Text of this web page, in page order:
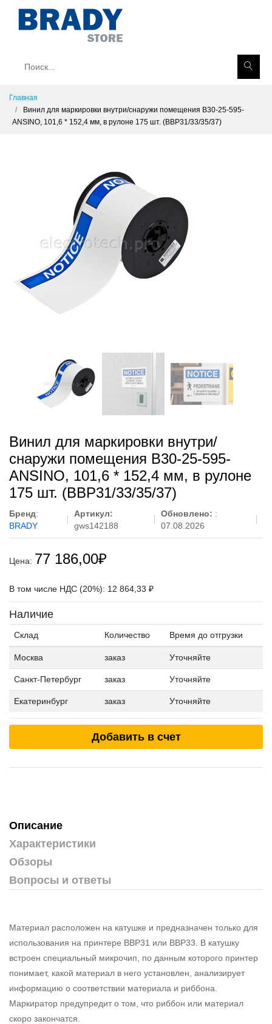
Главная
Винил для маркировки внутри/снаружи помещения B30-25-595-
ANSINO, 101,6 * 152,4 мм, в рулоне 175 шт. (BBP31/33/35/37)
Винил для маркировки внутри/
снаружи помещения B30-25-595-
ANSINO, 101,6 * 152,4 мм, в рулоне
175 шт. (BBP31/33/35/37)
Бренд:
BRADY
Артикул:
gws142188
Обновлено: :
07.08.2026
Цена: 77 186,00₽
В том числе НДС (20%): 12 864,33 ₽
Наличие
Склад Количество Время до отгрузки
Москва заказ Уточняйте
Санкт-Петербург заказ Уточняйте
Екатеринбург заказ Уточняйте
Добавить в счет
Описание
Характеристики
Обзоры
Вопросы и ответы
Материал расположен на катушке и предназначен только для
использования на принтере BBP31 или BBP33. В катушку
встроен специальный микрочип, по данным которого принтер
понимает, какой материал в него установлен, анализирует
информацию о соответствии материала и риббона.
Маркиратор предупредит о том, что риббон или материал
скоро закончатся.